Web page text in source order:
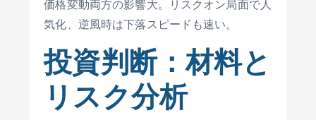
価格変動両方の影響大。リスクオン局面で人
気化、逆風時は下落スピードも速い。
投資判断：材料と
リスク分析